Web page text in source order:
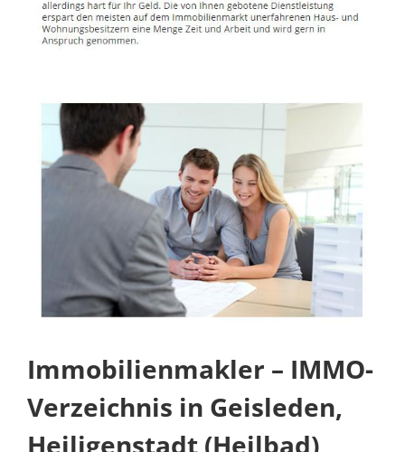
Immobilienmakler – IMMO-
Verzeichnis in Geisleden,